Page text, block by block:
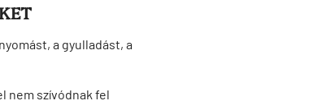
a gyulladást, a
nem szívódnak fel